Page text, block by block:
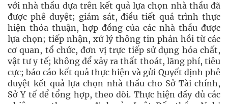
với nhà thầu dựa trên kết quả lựa chọn nhà thầu đã
được phê duyệt; giám sát, điều tiết quá trình thực
hiện thỏa thuận, hợp đồng của các nhà thầu được
lựa chọn; tiếp nhận, xử lý thông tin phản hồi từ các
cơ quan, tổ chức, đơn vị trực tiếp sử dụng hóa chất,
vật tư y tế; không để xảy ra thất thoát, lãng phí, tiêu
cực; báo cáo kết quả thực hiện và gửi Quyết định phê
duyệt kết quả lựa chọn nhà thầu cho Sở Tài chính,
Sở Y tế để tổng hợp, theo dõi. Thực hiện đầy đủ các